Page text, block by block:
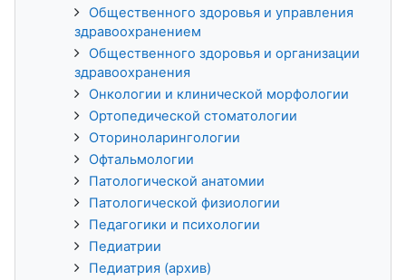
Общественного здоровья и управления
здравоохранением
Общественного здоровья и организации
здравоохранения
Онкологии и клинической морфологии
Ортопедической стоматологии
Оториноларингологии
Офтальмологии
Патологической анатомии
Патологической физиологии
Педагогики и психологии
Педиатрии
Педиатрия (архив)